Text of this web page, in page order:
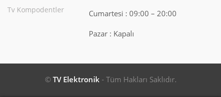
Tv Kompodentler
Cumartesi : 09:00 – 20:00
Pazar : Kapalı
© TV Elektronik- Tüm Hakları Saklıdır.